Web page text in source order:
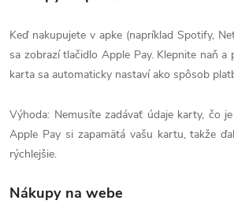
Keď nakupujete v apke (napríklad Spotify,
sa zobrazí tlačidlo Apple Pay. Klepnite naň a
karta sa automaticky nastaví ako spôsob
Výhoda: Nemusíte zadávať údaje karty, čo
Apple Pay si zapamätá vašu kartu, takže
rýchlejšie.
Nákupy na webe